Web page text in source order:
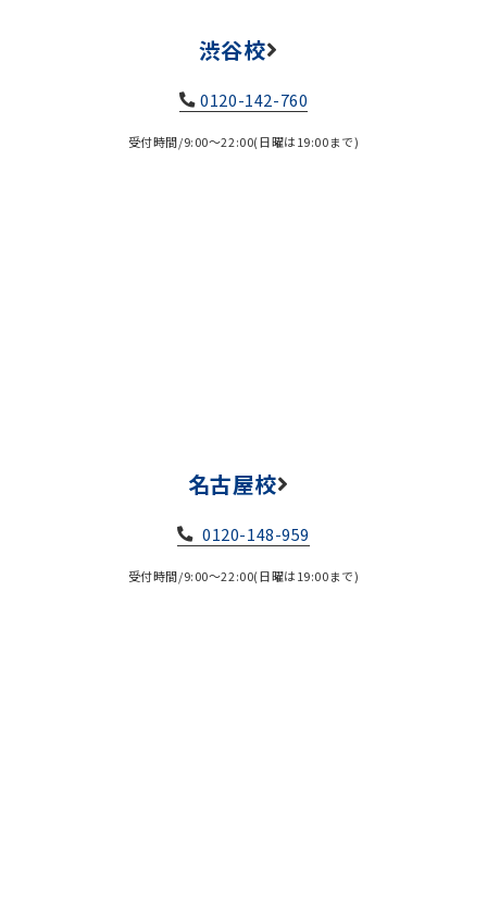
渋谷校
0120-142-760
受付時間/9:00～22:00(日曜は19:00まで)
名古屋校
0120-148-959
受付時間/9:00～22:00(日曜は19:00まで)